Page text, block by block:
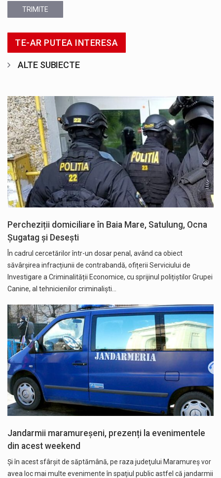
TRIMITE
TE-AR PUTEA INTERESA
ALTE SUBIECTE
Percheziții domiciliare în Baia Mare, Satulung, Ocna
Șugatag și Desești
În cadrul cercetărilor într-un dosar penal, având ca obiect
săvârșirea infracțiunii de contrabandă, ofițerii Serviciului de
Investigare a Criminalității Economice, cu sprijinul polițiștilor Grupei
Canine, al tehnicienilor criminaliști…
Jandarmii maramureșeni, prezenți la evenimentele
din acest weekend
Şi în acest sfârşit de săptămână, pe raza judeţului Maramureș vor
avea loc mai multe evenimente în spaţiul public astfel că jandarmii